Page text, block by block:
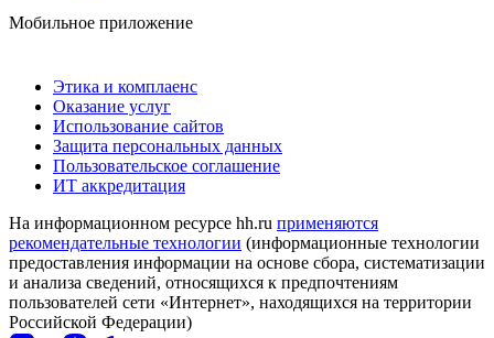
Мобильное приложение
Этика и комплаенс
Оказание услуг
Использование сайтов
Защита персональных данных
Пользовательское соглашение
ИТ аккредитация
На информационном ресурсе hh.ru применяются
рекомендательные технологии (информационные технологии
предоставления информации на основе сбора, систематизации
и анализа сведений, относящихся к предпочтениям
пользователей сети «Интернет», находящихся на территории
Российской Федерации)